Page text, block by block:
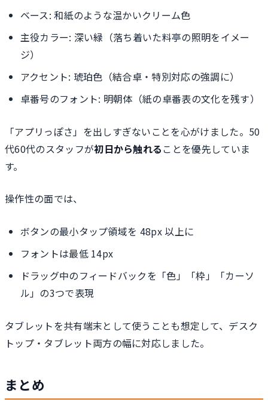
ベース: 和紙のような温かいクリーム色
主役カラー: 深い緑（落ち着いた料亭の照明をイメー
ジ）
アクセント: 琥珀色（結合卓・特別対応の強調に）
卓番号のフォント: 明朝体（紙の卓番表の文化を残す）
「アプリっぽさ」を出しすぎないことを心がけました。50
代60代のスタッフが初日から触れる ことを優先していま
す。
操作性の面では、
ボタンの最小タップ領域を 48px 以上に
フォントは最低 14px
ドラッグ中のフィードバックを「色」「枠」「カーソ
ル」の3つで表現
タブレットを共有端末として使うことも想定して、デスク
トップ・タブレット両方の幅に対応しました。
まとめ